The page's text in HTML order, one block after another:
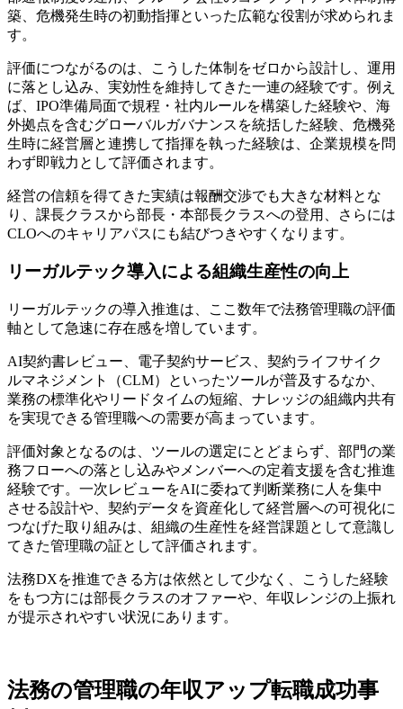
築、危機発生時の初動指揮といった広範な役割が求められま
す。
評価につながるのは、こうした体制をゼロから設計し、運用
に落とし込み、実効性を維持してきた一連の経験です。例え
ば、IPO準備局面で規程・社内ルールを構築した経験や、海
外拠点を含むグローバルガバナンスを統括した経験、危機発
生時に経営層と連携して指揮を執った経験は、企業規模を問
わず即戦力として評価されます。
経営の信頼を得てきた実績は報酬交渉でも大きな材料とな
り、課長クラスから部長・本部長クラスへの登用、さらには
CLOへのキャリアパスにも結びつきやすくなります。
リーガルテック導入による組織生産性の向上
リーガルテックの導入推進は、ここ数年で法務管理職の評価
軸として急速に存在感を増しています。
AI契約書レビュー、電子契約サービス、契約ライフサイク
ルマネジメント（CLM）といったツールが普及するなか、
業務の標準化やリードタイムの短縮、ナレッジの組織内共有
を実現できる管理職への需要が高まっています。
評価対象となるのは、ツールの選定にとどまらず、部門の業
務フローへの落とし込みやメンバーへの定着支援を含む推進
経験です。一次レビューをAIに委ねて判断業務に人を集中
させる設計や、契約データを資産化して経営層への可視化に
つなげた取り組みは、組織の生産性を経営課題として意識し
てきた管理職の証として評価されます。
法務DXを推進できる方は依然として少なく、こうした経験
をもつ方には部長クラスのオファーや、年収レンジの上振れ
が提示されやすい状況にあります。
法務の管理職の年収アップ転職成功事